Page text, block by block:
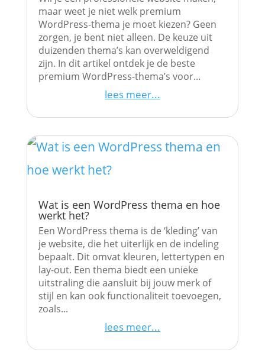
maar weet je niet welk premium
WordPress-thema je moet kiezen? Geen
zorgen, je bent niet alleen. De keuze uit
duizenden thema’s kan overweldigend
zijn. In dit artikel ontdek je de beste
premium WordPress-thema’s voor...
lees meer...
Wat is een WordPress thema en hoe
werkt het?
Een WordPress thema is de ‘kleding’ van
je website, die het uiterlijk en de indeling
bepaalt. Dit omvat kleuren, lettertypen en
lay-out. Een thema biedt een unieke
uitstraling die aansluit bij jouw merk of
stijl en kan ook functionaliteit toevoegen,
zoals...
lees meer...